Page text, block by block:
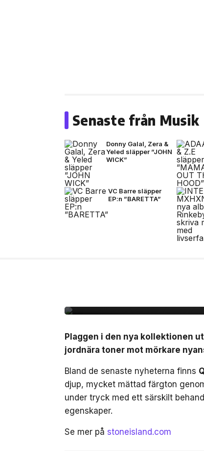
Senaste från Musik
Donny Galal, Zera &
Yeled släpper ”JOHN
WICK”
VC Barre släpper
EP:n ”BARETTA”
Plaggen i den nya kollektionen
jordnära toner mot mörkare
Bland de senaste nyheterna finns
djup, mycket mättad färgton
under tryck med ett särskilt
egenskaper.
Se mer på stoneisland.com